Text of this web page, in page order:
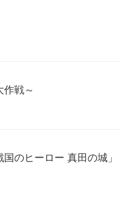
作戦～
のヒーロー 真田の城」